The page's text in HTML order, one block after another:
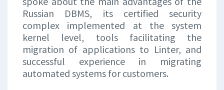
Russian DBMS, its certified security
complex implemented at the system
kernel level, tools facilitating the
migration of applications to Linter, and
successful experience in migrating
automated systems for customers.